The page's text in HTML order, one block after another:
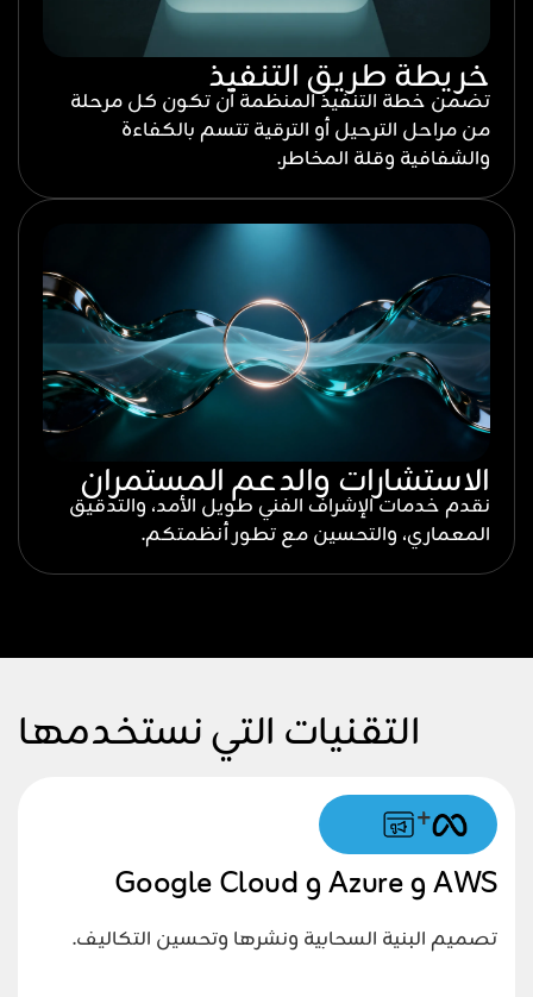
خريطة طريق التنفيذ
تضمن خطة التنفيذ المنظمة أن تكون كل مرحلة
من مراحل الترحيل أو الترقية تتسم بالكفاءة
والشفافية وقلة المخاطر.
الاستشارات والدعم المستمران
نقدم خدمات الإشراف الفني طويل الأمد، والتدقيق
المعماري، والتحسين مع تطور أنظمتكم.
التقنيات التي نستخدمها
+
AWS و Azure و Google Cloud
تصميم البنية السحابية ونشرها وتحسين التكاليف.